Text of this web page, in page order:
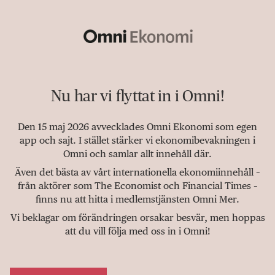
Nu har vi flyttat in i Omni!
Den 15 maj 2026 avvecklades Omni Ekonomi som egen
app och sajt. I stället stärker vi ekonomibevakningen i
Omni och samlar allt innehåll där.
Även det bästa av vårt internationella ekonomiinnehåll –
från aktörer som The Economist och Financial Times –
finns nu att hitta i medlemstjänsten Omni Mer.
Vi beklagar om förändringen orsakar besvär, men hoppas
att du vill följa med oss in i Omni!